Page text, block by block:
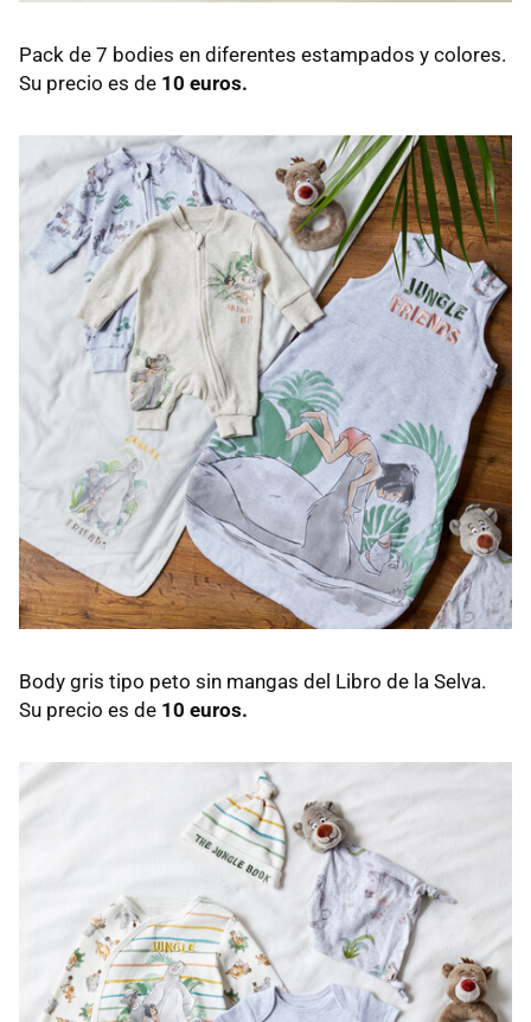
Pack de 7 bodies en diferentes estampados y colores.
Su precio es de 10 euros.
Body gris tipo peto sin mangas del Libro de la Selva.
Su precio es de 10 euros.